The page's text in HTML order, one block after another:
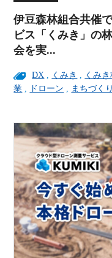
伊豆森林組合共催
ビス「くみき」の
会を実...
DX くみき くみ
業
ドローン まちづくり